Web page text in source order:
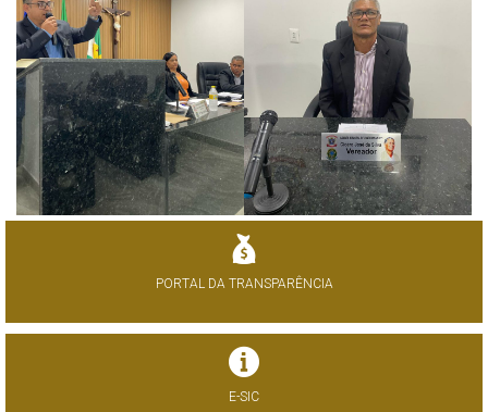
PORTAL DA TRANSPARÊNCIA
E-SIC